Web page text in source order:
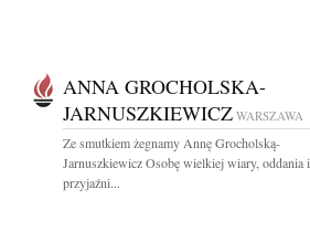
ANNA GROCHOLSKA-
JARNUSZKIEWICZ WARSZAWA
Ze smutkiem żegnamy Annę Grocholską-
Jarnuszkiewicz Osobę wielkiej wiary, oddania i
przyjaźni...